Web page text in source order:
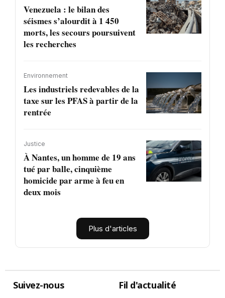
Venezuela : le bilan des
séismes s’alourdit à 1 450
morts, les secours poursuivent
les recherches
Environnement
Les industriels redevables de la
taxe sur les PFAS à partir de la
rentrée
Justice
À Nantes, un homme de 19 ans
tué par balle, cinquième
homicide par arme à feu en
deux mois
Plus d'articles
Suivez-nous Fil d'actualité